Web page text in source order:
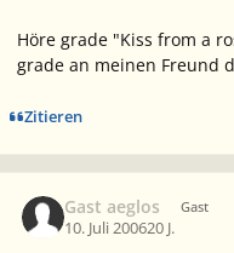
Höre grade "Kiss from a
grade an meinen Freund
Zitieren
Gast aeglos Gast
10. Juli 200620 J.